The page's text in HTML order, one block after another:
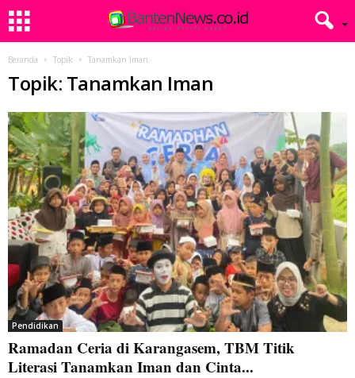
Beranda Topik Tanamkan Iman
Topik: Tanamkan Iman
Pendidikan
Ramadan Ceria di Karangasem, TBM Titik
Literasi Tanamkan Iman dan Cinta...